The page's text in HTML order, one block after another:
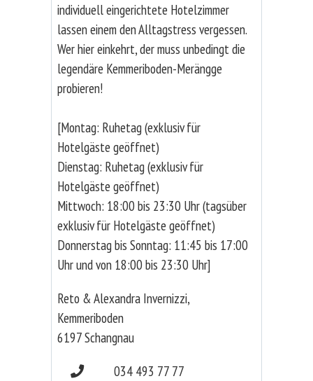
individuell eingerichtete Hotelzimmer
lassen einem den Alltagstress vergessen.
Wer hier einkehrt, der muss unbedingt die
legendäre Kemmeriboden-Merängge
probieren!
[Montag: Ruhetag (exklusiv für
Hotelgäste geöffnet)
Dienstag: Ruhetag (exklusiv für
Hotelgäste geöffnet)
Mittwoch: 18:00 bis 23:30 Uhr (tagsüber
exklusiv für Hotelgäste geöffnet)
Donnerstag bis Sonntag: 11:45 bis 17:00
Uhr und von 18:00 bis 23:30 Uhr]
Reto & Alexandra Invernizzi,
Kemmeriboden
6197 Schangnau
034 493 77 77